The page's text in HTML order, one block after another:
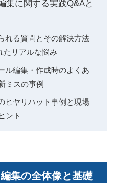
集に関する実践Q&Aと
れる質問とその解決方法
たリアルな悩み
ル編集・作成時のよくあ
ミスの事例
ヒヤリハット事例と現場
ント
集の全体像と基礎